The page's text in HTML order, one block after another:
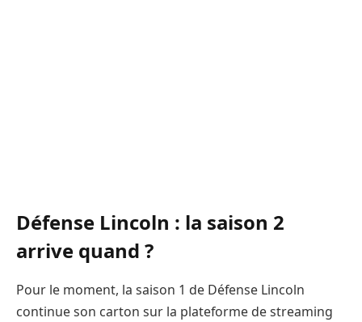
Défense Lincoln : la saison 2
arrive quand ?
Pour le moment, la saison 1 de Défense Lincoln
continue son carton sur la plateforme de streaming